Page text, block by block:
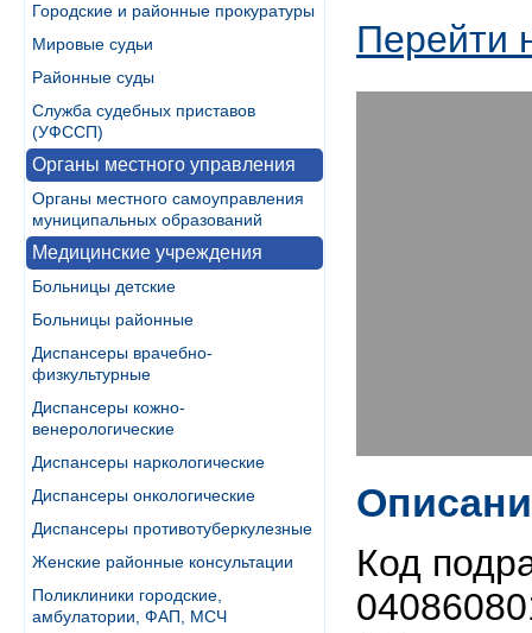
Городские и районные прокуратуры
Мировые судьи
Районные суды
Служба судебных приставов
(УФССП)
Органы местного управления
Органы местного самоуправления
муниципальных образований
Медицинские учреждения
Больницы детские
Больницы районные
Диспансеры врачебно-
физкультурные
Диспансеры кожно-
венерологические
Диспансеры наркологические
Диспансеры онкологические
Диспансеры противотуберкулезные
Женские районные консультации
Поликлиники городские,
амбулатории, ФАП, МСЧ
Перейти
Код